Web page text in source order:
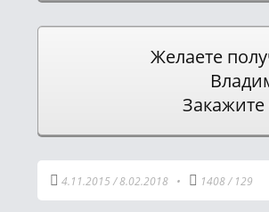
Желаете
Закажите
4.11.2015 /8.02.2018 • 1408/ 129